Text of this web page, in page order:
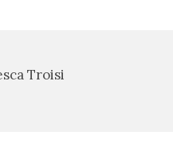
Troisi